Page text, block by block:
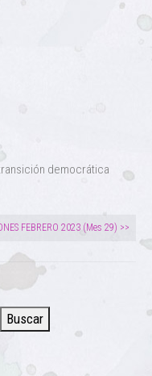
democrática
FEBRERO 2023 (Mes 29) >>
Buscar